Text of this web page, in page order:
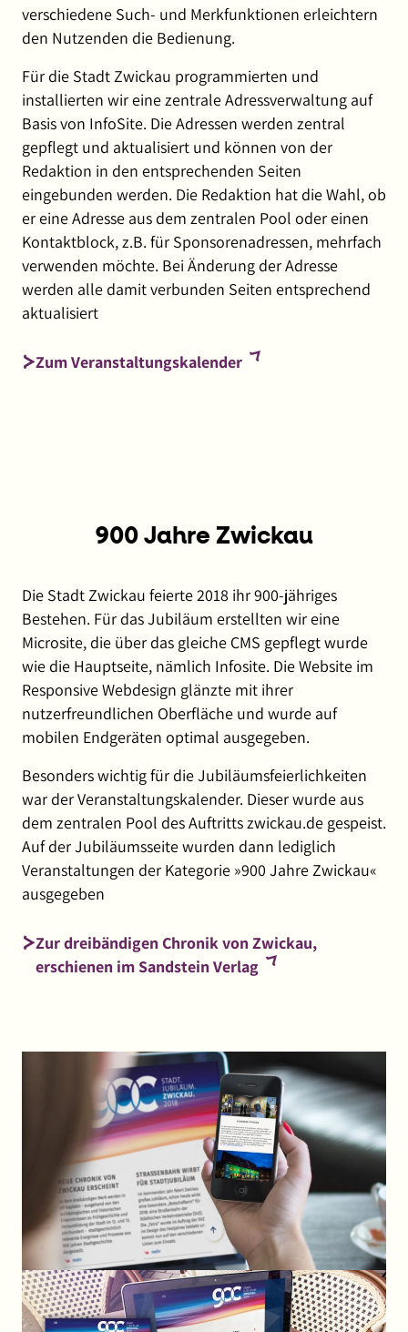
verschiedene Such- und Merkfunktionen erleichtern
den Nutzenden die Bedienung.
Für die Stadt Zwickau programmierten und
installierten wir eine zentrale Adressverwaltung auf
Basis von InfoSite. Die Adressen werden zentral
gepflegt und aktualisiert und können von der
Redaktion in den entsprechenden Seiten
eingebunden werden. Die Redaktion hat die Wahl, ob
er eine Adresse aus dem zentralen Pool oder einen
Kontaktblock, z.B. für Sponsorenadressen, mehrfach
verwenden möchte. Bei Änderung der Adresse
werden alle damit verbunden Seiten entsprechend
aktualisiert
Zum Veranstaltungskalender(externer
900 Jahre Zwickau
Die Stadt Zwickau feierte 2018 ihr 900-jähriges
Bestehen. Für das Jubiläum erstellten wir eine
Microsite, die über das gleiche CMS gepflegt wurde
wie die Hauptseite, nämlich Infosite. Die Website im
Responsive Webdesign glänzte mit ihrer
nutzerfreundlichen Oberfläche und wurde auf
mobilen Endgeräten optimal ausgegeben.
Besonders wichtig für die Jubiläumsfeierlichkeiten
war der Veranstaltungskalender. Dieser wurde aus
dem zentralen Pool des Auftritts zwickau.de gespeist.
Auf der Jubiläumsseite wurden dann lediglich
Veranstaltungen der Kategorie »900 Jahre Zwickau«
ausgegeben
Zur dreibändigen Chronik von Zwickau,
erschienen im Sandstein Verlag(externer
Fenster)